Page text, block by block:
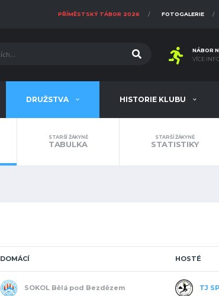
PŘÍMĚSTSKÝ TÁBOR 2026 FOTOGALERIE
NÁBOR
VÍCE
DRUŽSTVA HISTORIE KLUBU
STARŠÍ ŽÁKYNĚ
TABULKA
STARŠÍ ŽÁKYNĚ
STATISTIKY
DOMÁCÍ HOSTÉ
SOKOL Bělá pod Bezdězem TJ